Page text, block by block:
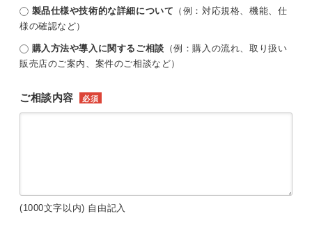
製品仕様や技術的な詳細について （例：対応規格、機能、仕
様の確認など）
購入方法や導入に関するご相談 （例：購入の流れ、取り扱い
販売店のご案内、案件のご相談など）
ご相談内容 必須
(1000文字以内) 自由記入